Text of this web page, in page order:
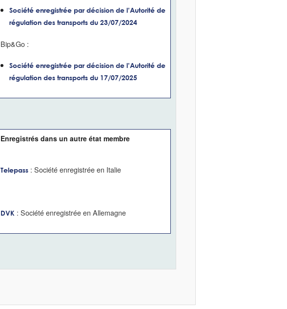
Société enregistrée par décision de l’Autorité de
régulation des transports du 23/07/2024
Bip&Go :
Société enregistrée par décision de l’Autorité de
régulation des transports du 17/07/2025
Enregistrés dans un autre état membre
Telepass : Société enregistrée en Italie
DVK : Société enregistrée en Allemagne